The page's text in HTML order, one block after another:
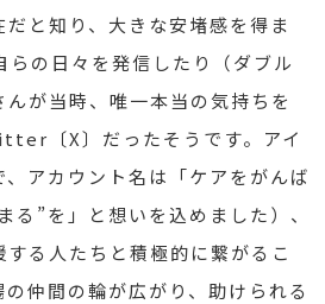
と知り、大きな安堵感を得ま
らの日々を発信したり（ダブル
が当時、唯一本当の気持ちを
〔X〕だったそうです。アイ
アカウント名は「ケアをがんば
る”を」と想いを込めました）、
る人たちと積極的に繋がるこ
仲間の輪が広がり、助けられる